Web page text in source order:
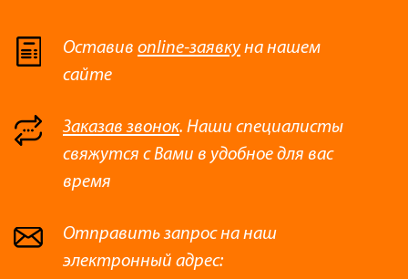
Оставив online-заявкуна нашем
сайте
Заказав звонок. Наши специалисты
свяжутся с Вами в удобное для вас
время
Отправить запрос на наш
электронный адрес: